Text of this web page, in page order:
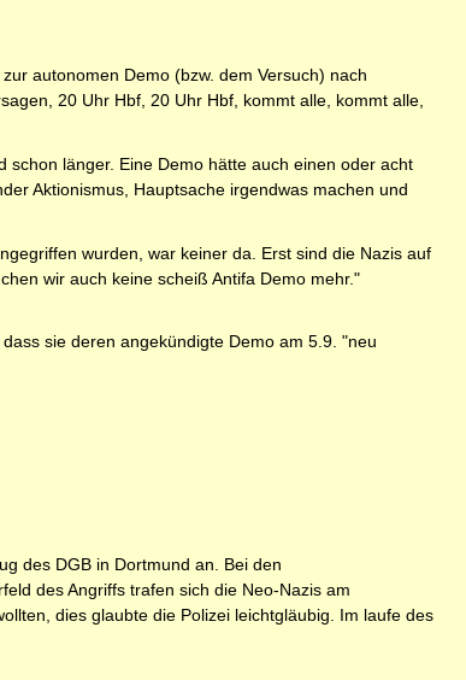
autonomen Demo (bzw. dem Versuch) nach
20 Uhr Hbf, 20 Uhr Hbf, kommt alle, kommt alle,
länger. Eine Demo hätte auch einen oder acht
Aktionismus, Hauptsache irgendwas machen und
wurden, war keiner da. Erst sind die Nazis auf
wir auch keine scheiß Antifa Demo mehr."
sie deren angekündigte Demo am 5.9. "neu
des DGB in Dortmund an. Bei den
des Angriffs trafen sich die Neo-Nazis am
dies glaubte die Polizei leichtgläubig. Im laufe des